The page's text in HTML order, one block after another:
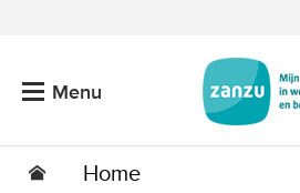
Menu
Home